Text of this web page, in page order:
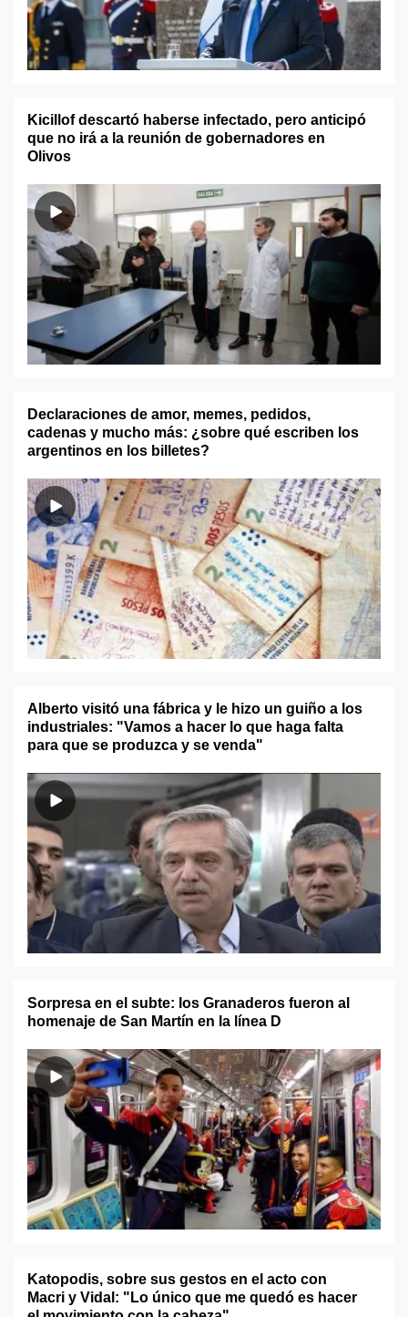
Kicillof descartó haberse infectado, pero anticipó
que no irá a la reunión de gobernadores en
Olivos
Declaraciones de amor, memes, pedidos,
cadenas y mucho más: ¿sobre qué escriben los
argentinos en los billetes?
Alberto visitó una fábrica y le hizo un guiño a los
industriales: "Vamos a hacer lo que haga falta
para que se produzca y se venda"
Sorpresa en el subte: los Granaderos fueron al
homenaje de San Martín en la línea D
Katopodis, sobre sus gestos en el acto con
Macri y Vidal: "Lo único que me quedó es hacer